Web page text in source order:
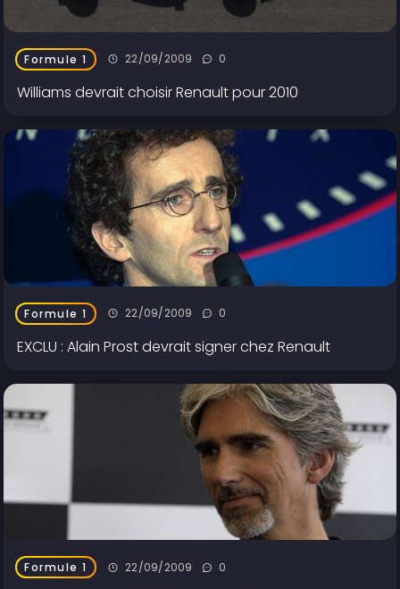
Formule 1 22/09/2009 0
Williams devrait choisir Renault pour 2010
Formule 1 22/09/2009 0
EXCLU : Alain Prost devrait signer chez Renault
Formule 1 22/09/2009 0